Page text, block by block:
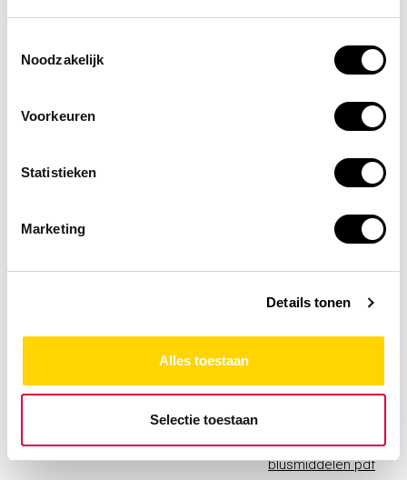
Noodzakelijk
Voorkeuren
Statistieken
Marketing
Details tonen
Alles toestaan
Selectie toestaan
Brandklasse F: branden met vetten en oliën.
Om het voor u makkelijker te maken, staat hieronder een
overzicht van de verschillende brandklassen en de
de brandklassen en
blusmiddelen pdf